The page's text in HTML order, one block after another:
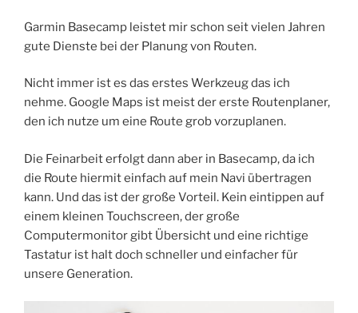
Garmin Basecamp leistet mir schon seit vielen Jahren
gute Dienste bei der Planung von Routen.
Nicht immer ist es das erstes Werkzeug das ich
nehme. Google Maps ist meist der erste Routenplaner,
den ich nutze um eine Route grob vorzuplanen.
Die Feinarbeit erfolgt dann aber in Basecamp, da ich
die Route hiermit einfach auf mein Navi übertragen
kann. Und das ist der große Vorteil. Kein eintippen auf
einem kleinen Touchscreen, der große
Computermonitor gibt Übersicht und eine richtige
Tastatur ist halt doch schneller und einfacher für
unsere Generation.